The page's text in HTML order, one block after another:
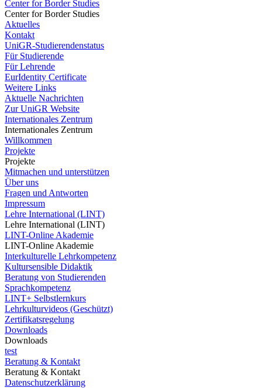
Center for Border Studies
Center for Border Studies
Aktuelles
Kontakt
UniGR-Studierendenstatus
Für Studierende
Für Lehrende
EurIdentity Certificate
Weitere Links
Aktuelle Nachrichten
Zur UniGR Website
Internationales Zentrum
Internationales Zentrum
Willkommen
Projekte
Projekte
Mitmachen und unterstützen
Über uns
Fragen und Antworten
Impressum
Lehre International (LINT)
Lehre International (LINT)
LINT-Online Akademie
LINT-Online Akademie
Interkulturelle Lehrkompetenz
Kultursensible Didaktik
Beratung von Studierenden
Sprachkompetenz
LINT+ Selbstlernkurs
Lehrkulturvideos (Geschützt)
Zertifikatsregelung
Downloads
Downloads
test
Beratung & Kontakt
Beratung & Kontakt
Datenschutzerklärung